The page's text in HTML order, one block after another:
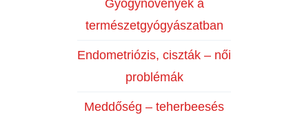
Gyógynövények a
természetgyógyászatban
Endometriózis, ciszták – női
problémák
Meddőség – teherbeesés